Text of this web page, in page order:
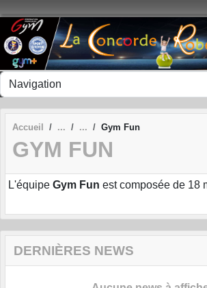
Accueil Gym Fun
GYM FUN
L'équipe Gym Fun est composée de 18
DERNIÈRES NEWS